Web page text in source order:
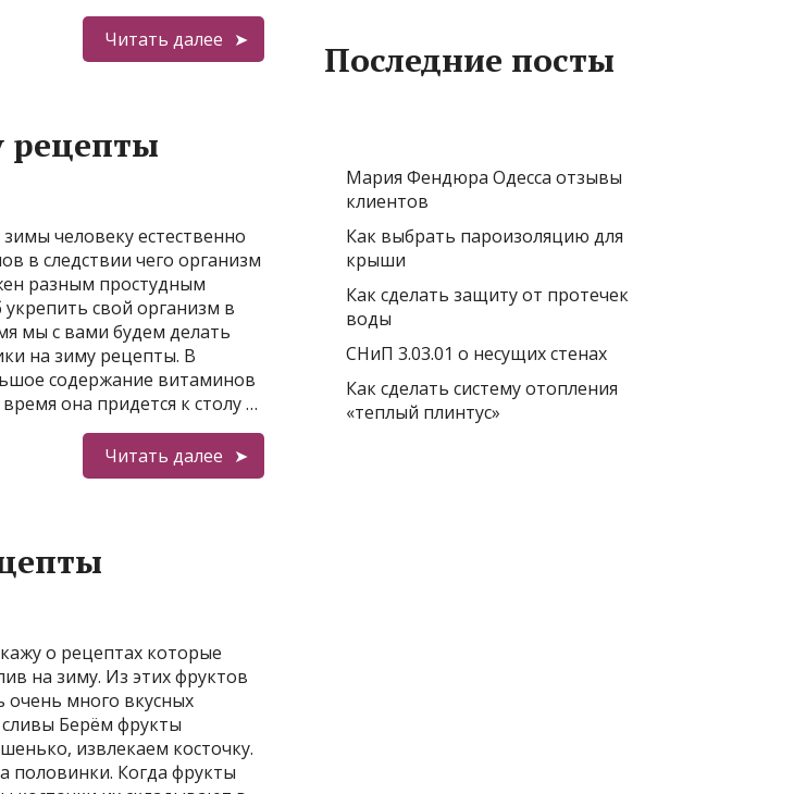
Читать далее
рецепты
человеку естественно
в следствии чего организм
разным простудным
свой организм в
мы с вами будем делать
на зиму рецепты. В
содержание витаминов
она придется к столу …
Читать далее
о рецептах которые
на зиму. Из этих фруктов
много вкусных
Берём фрукты
извлекаем косточку.
половинки. Когда фрукты
Последние посты
Мария Фендюра Одесса отзывы
клиентов
Как выбрать пароизоляцию для
крыши
Как сделать защиту от протечек
воды
СНиП 3.03.01 о несущих стенах
Как сделать систему отопления
«теплый плинтус»